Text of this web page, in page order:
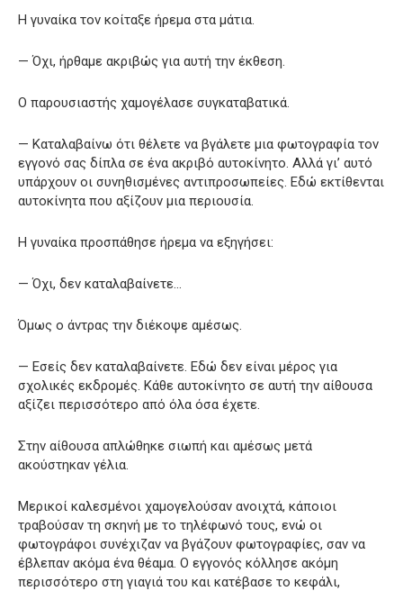
Η γυναίκα τον κοίταξε ήρεμα στα μάτια.
— Όχι, ήρθαμε ακριβώς για αυτή την έκθεση.
Ο παρουσιαστής χαμογέλασε συγκαταβατικά.
— Καταλαβαίνω ότι θέλετε να βγάλετε μια φωτογραφία τον
εγγονό σας δίπλα σε ένα ακριβό αυτοκίνητο. Αλλά γι’ αυτό
υπάρχουν οι συνηθισμένες αντιπροσωπείες. Εδώ εκτίθενται
αυτοκίνητα που αξίζουν μια περιουσία.
Η γυναίκα προσπάθησε ήρεμα να εξηγήσει:
— Όχι, δεν καταλαβαίνετε…
Όμως ο άντρας την διέκοψε αμέσως.
— Εσείς δεν καταλαβαίνετε. Εδώ δεν είναι μέρος για
σχολικές εκδρομές. Κάθε αυτοκίνητο σε αυτή την αίθουσα
αξίζει περισσότερο από όλα όσα έχετε.
Στην αίθουσα απλώθηκε σιωπή και αμέσως μετά
ακούστηκαν γέλια.
Μερικοί καλεσμένοι χαμογελούσαν ανοιχτά, κάποιοι
τραβούσαν τη σκηνή με το τηλέφωνό τους, ενώ οι
φωτογράφοι συνέχιζαν να βγάζουν φωτογραφίες, σαν να
έβλεπαν ακόμα ένα θέαμα. Ο εγγονός κόλλησε ακόμη
περισσότερο στη γιαγιά του και κατέβασε το κεφάλι,